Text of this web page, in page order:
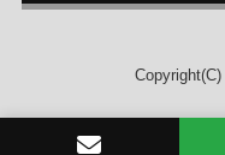
Copyright(C)